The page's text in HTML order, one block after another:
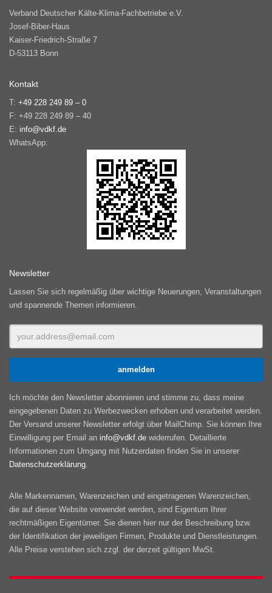
Verband Deutscher Kälte-Klima-Fachbetriebe e.V.
Josef-Biber-Haus
Kaiser-Friedrich-Straße 7
D-53113 Bonn
Kontakt
T: +49 228 249 89 – 0
F: +49 228 249 89 – 40
E: info@vdkf.de
WhatsApp:
Newsletter
Lassen Sie sich regelmäßig über wichtige Neuerungen, Veranstaltungen
und spannende Themen informieren.
Ich möchte den Newsletter abonnieren und stimme zu, dass meine
eingegebenen Daten zu Werbezwecken erhoben und verarbeitet werden.
Der Versand unserer Newsletter erfolgt über MailChimp. Sie können Ihre
Einwilligung per Email an info@vdkf.de widerrufen. Detaillierte
Informationen zum Umgang mit Nutzerdaten finden Sie in unserer
Datenschutzerklärung
Alle Markennamen, Warenzeichen und eingetragenen Warenzeichen,
die auf dieser Website verwendet werden, sind Eigentum Ihrer
rechtmäßigen Eigentümer. Sie dienen hier nur der Beschreibung bzw.
der Identifikation der jeweiligen Firmen, Produkte und Dienstleistungen.
Alle Preise verstehen sich zzgl. der derzeit gültigen MwSt.